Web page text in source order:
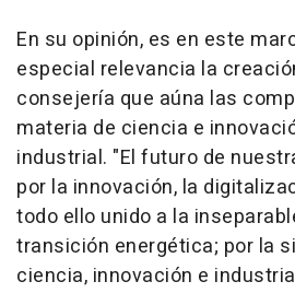
En su opinión, es en este
especial relevancia la
consejería que aúna las
materia de ciencia e
industrial. "El futuro de
por la innovación, la
todo ello unido a la
transición energética; por la
ciencia, innovación e